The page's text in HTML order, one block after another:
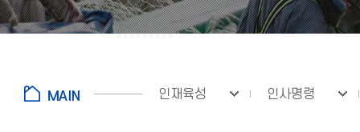
인재육성 인사명령